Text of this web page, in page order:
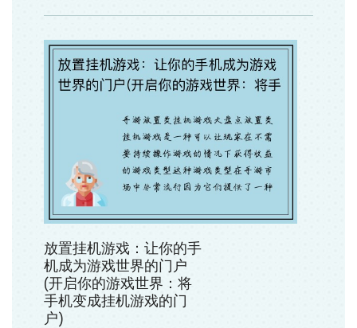
放置挂机游戏：让你的手
机成为游戏世界的门户
(开启你的游戏世界：将
手机变成挂机游戏的门
户)